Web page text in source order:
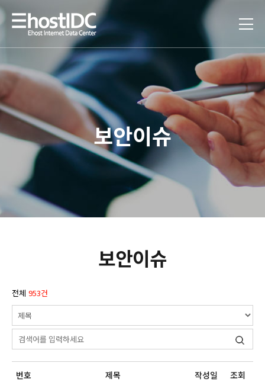
보안이슈
보안이슈
전체 953건
번호 제목 작성일 조회